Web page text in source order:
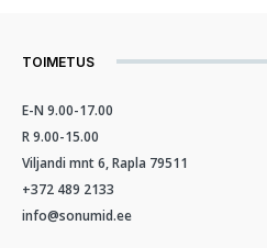
TOIMETUS
E-N 9.00-17.00
R 9.00-15.00
Viljandi mnt 6, Rapla 79511
+372 489 2133
info@sonumid.ee